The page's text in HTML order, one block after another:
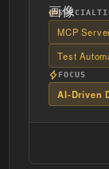
MCP
Test
FOCUS
AI-Driven